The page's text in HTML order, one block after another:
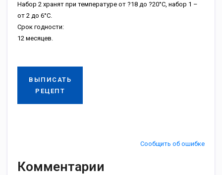
Набор 2 хранят при температуре от ?18 до ?20°С, набор 1 –
от 2 до 6°С.
Срок годности:
12 месяцев.
ВЫПИСАТЬ
РЕЦЕПТ
Сообщить об ошибке
Комментарии